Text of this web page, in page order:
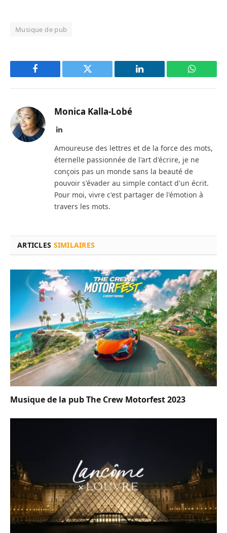
Musique de pub
Facebook Twitter LinkedIn
Monica Kalla-Lobé
LinkedIn
Amoureuse des lettres et de la force des mots,
éternelle passionnée de l'art d'écrire, je ne
conçois pas un monde sans la beauté de
pouvoir s'évader au simple contact d'un écrit.
Pour moi, vivre c'est partager de l'émotion à
travers les mots.
ARTICLES SIMILAIRES
Musique de la pub The Crew Motorfest 2023